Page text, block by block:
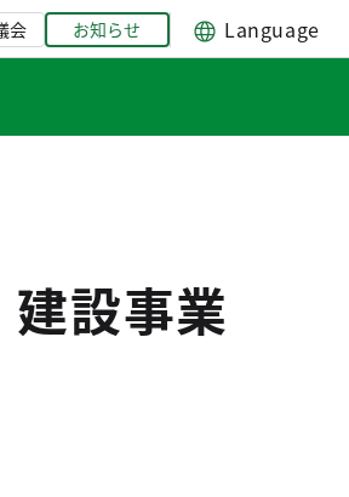
会 お知らせ Language
設事業